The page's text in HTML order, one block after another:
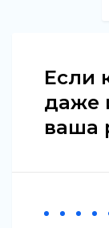
Если
даже
ваша